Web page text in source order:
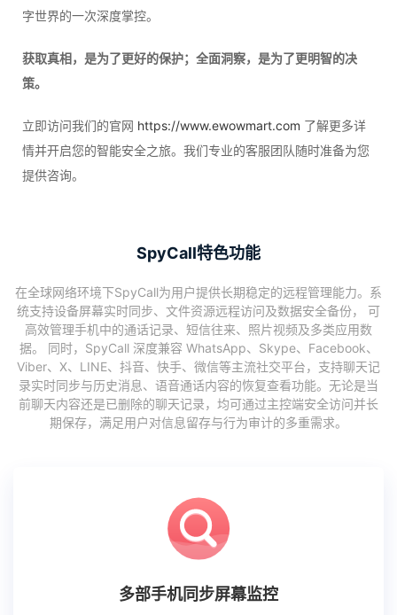
字世界的一次深度掌控。
获取真相，是为了更好的保护；全面洞察，是为了更明智的决
策。
立即访问我们的官网 https://www.ewowmart.com 了解更多详
情并开启您的智能安全之旅。我们专业的客服团队随时准备为您
提供咨询。
SpyCall特色功能
在全球网络环境下SpyCall为用户提供长期稳定的远程管理能力。系
统支持设备屏幕实时同步、文件资源远程访问及数据安全备份， 可
高效管理手机中的通话记录、短信往来、照片视频及多类应用数
据。 同时，SpyCall 深度兼容 WhatsApp、Skype、Facebook、
Viber、X、LINE、抖音、快手、微信等主流社交平台，支持聊天记
录实时同步与历史消息、语音通话内容的恢复查看功能。无论是当
前聊天内容还是已删除的聊天记录，均可通过主控端安全访问并长
期保存，满足用户对信息留存与行为审计的多重需求。
多部手机同步屏幕监控